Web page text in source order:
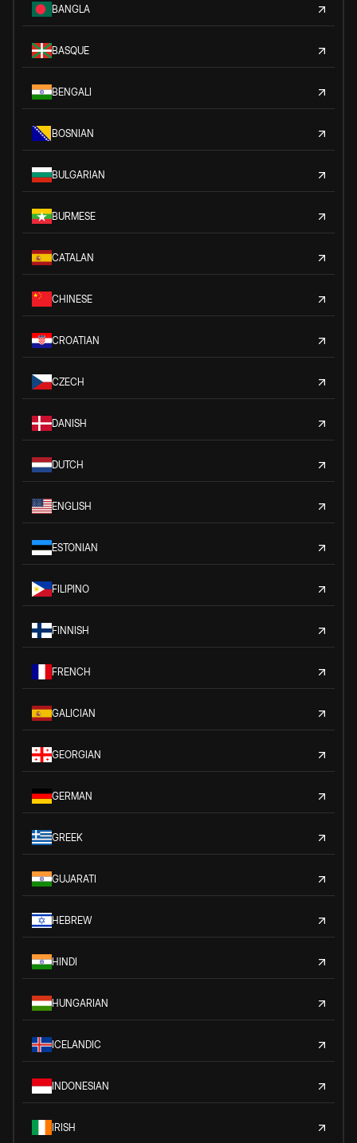
BANGLA
BASQUE
BENGALI
BOSNIAN
BULGARIAN
BURMESE
CATALAN
CHINESE
CROATIAN
CZECH
DANISH
DUTCH
ENGLISH
ESTONIAN
FILIPINO
FINNISH
FRENCH
GALICIAN
GEORGIAN
GERMAN
GREEK
GUJARATI
HEBREW
HINDI
HUNGARIAN
ICELANDIC
INDONESIAN
IRISH